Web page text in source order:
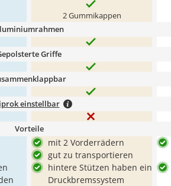
2 Gummikappen
Griffe
einstellbar
Vorteile
mit 2 Vorderrädern
gut zu transportieren
hintere Stützen haben ein
Druckbremssystem